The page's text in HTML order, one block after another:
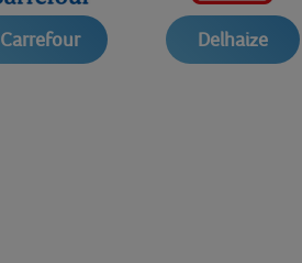
Carrefour Delhaize